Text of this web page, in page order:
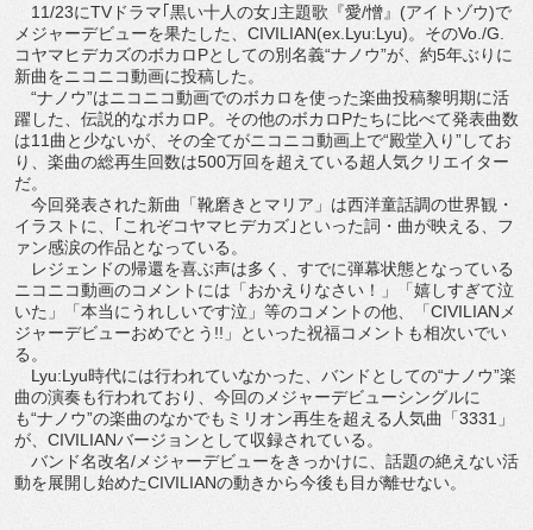
11/23にTVドラマ｢黒い十人の女｣主題歌『愛/憎』(アイトゾウ)で
メジャーデビューを果たした、CIVILIAN(ex.Lyu:Lyu)。そのVo./G.
コヤマヒデカズのボカロPとしての別名義“ナノウ”が、約5年ぶりに
新曲をニコニコ動画に投稿した。
“ナノウ”はニコニコ動画でのボカロを使った楽曲投稿黎明期に活
躍した、伝説的なボカロP。その他のボカロPたちに比べて発表曲数
は11曲と少ないが、その全てがニコニコ動画上で“殿堂入り”してお
り、楽曲の総再生回数は500万回を超えている超人気クリエイター
だ。
今回発表された新曲「靴磨きとマリア」は西洋童話調の世界観・
イラストに、｢これぞコヤマヒデカズ｣といった詞・曲が映える、フ
ァン感涙の作品となっている。
レジェンドの帰還を喜ぶ声は多く、すでに弾幕状態となっている
ニコニコ動画のコメントには「おかえりなさい！」「嬉しすぎて泣
いた」「本当にうれしいです泣」等のコメントの他、「CIVILIANメ
ジャーデビューおめでとう!!」といった祝福コメントも相次いでい
る。
Lyu:Lyu時代には行われていなかった、バンドとしての“ナノウ”楽
曲の演奏も行われており、今回のメジャーデビューシングルに
も“ナノウ”の楽曲のなかでもミリオン再生を超える人気曲「3331」
が、CIVILIANバージョンとして収録されている。
バンド名改名/メジャーデビューをきっかけに、話題の絶えない活
動を展開し始めたCIVILIANの動きから今後も目が離せない。